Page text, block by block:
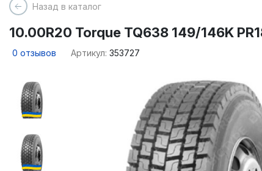
Назад в каталог
10.00R20 Torque TQ638 149/146K
0 отзывов Артикул: 353727